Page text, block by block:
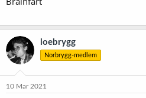
loebrygg
Norbrygg-medlem
10 Mar 2021